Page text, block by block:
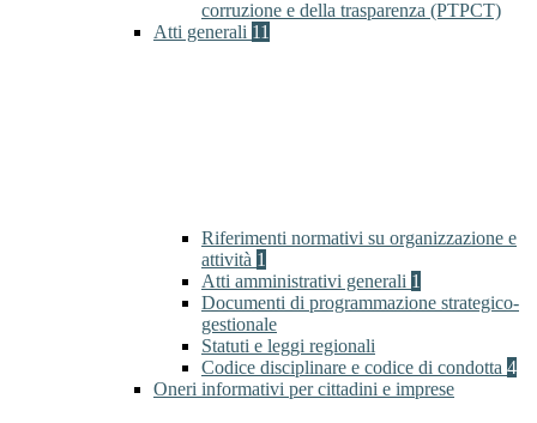
corruzione e della trasparenza (PTPCT)
Atti generali 11
Riferimenti normativi su organizzazione e
attività 1
Atti amministrativi generali 1
Documenti di programmazione strategico-
gestionale
Statuti e leggi regionali
Codice disciplinare e codice di condotta 4
Oneri informativi per cittadini e imprese